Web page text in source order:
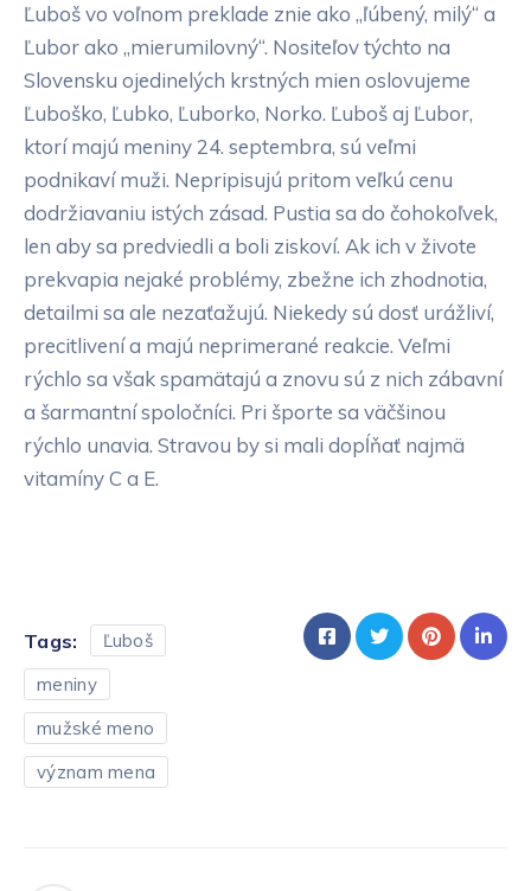
Ľuboš vo voľnom preklade znie ako „ľúbený, milý“ a
Ľubor ako „mierumilovný“. Nositeľov týchto na
Slovensku ojedinelých krstných mien oslovujeme
Ľuboško, Ľubko, Ľuborko, Norko. Ľuboš aj Ľubor,
ktorí majú meniny 24. septembra, sú veľmi
podnikaví muži. Nepripisujú pritom veľkú cenu
dodržiavaniu istých zásad. Pustia sa do čohokoľvek,
len aby sa predviedli a boli ziskoví. Ak ich v živote
prekvapia nejaké problémy, zbežne ich zhodnotia,
detailmi sa ale nezaťažujú. Niekedy sú dosť urážliví,
precitlivení a majú neprimerané reakcie. Veľmi
rýchlo sa však spamätajú a znovu sú z nich zábavní
a šarmantní spoločníci. Pri športe sa väčšinou
rýchlo unavia. Stravou by si mali dopĺňať najmä
vitamíny C a E.
Tags:
Ľuboš
meniny
mužské meno
význam mena